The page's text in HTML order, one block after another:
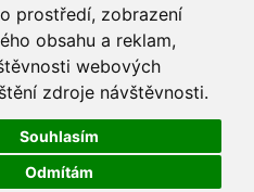
prostředí, zobrazení
obsahu a reklam,
webových
zdroje návštěvnosti.
Souhlasím
Odmítám
ke
stazeni
facebook